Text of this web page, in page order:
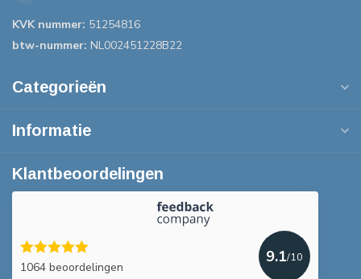
KVK nummer: 51254816
btw-nummer: NL002451228B22
Categorieën
Informatie
Klantbeoordelingen
1064 beoordelingen
9.1/10